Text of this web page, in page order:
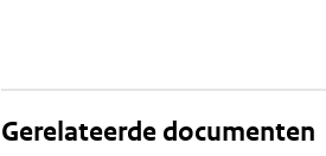
Gerelateerde documenten